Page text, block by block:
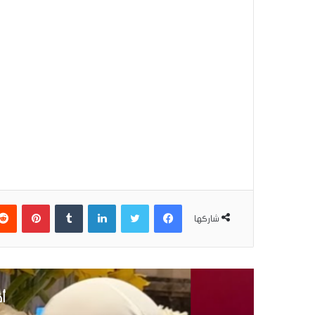
شاركها
فيسبوكتويتر لينكدإن